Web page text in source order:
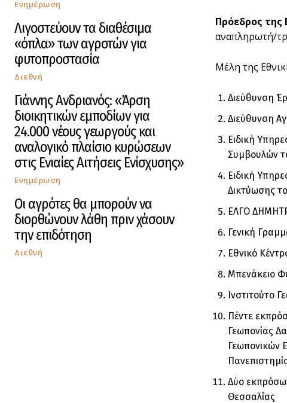
Ενημέρωση
Λιγοστεύουν τα διαθέσιμα
«όπλα» των αγροτών για
φυτοπροστασία
Διεθνή
Γιάννης Ανδριανός: «Άρση
διοικητικών εμποδίων για
24.000 νέους γεωργούς και
αναλογικό πλαίσιο κυρώσεων
στις Ενιαίες Αιτήσεις Ενίσχυσης»
Ενημέρωση
Οι αγρότες θα μπορούν να
διορθώνουν λάθη πριν χάσουν
την επιδότηση
Διεθνή
Πρόεδρος της
αναπληρωτή/
Μέλη της
Διεύθυνση
Διεύθυνση
Ειδική
Συμβουλών
Ειδική
Δικτύωσης
ΕΛΓΟ
Γενική
Εθνικό
Μπενάκειο
Ινστιτούτο
Πέντε
Γεωπονίας
Γεωπονικών
Δύο
Θεσσαλίας